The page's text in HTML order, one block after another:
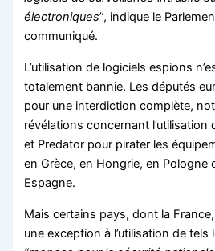
électroniques”, indique le
communiqué.
L’utilisation de logiciels espions
totalement bannie. Les députés
pour une interdiction complète,
révélations concernant l’utilisation
et Predator pour pirater les
en Grèce, en Hongrie, en Pologne
Espagne.
Mais certains pays, dont la
une exception à l’utilisation de tels